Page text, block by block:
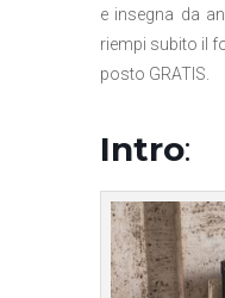
e insegna da
riempi subito il
posto GRATIS.
Intro: